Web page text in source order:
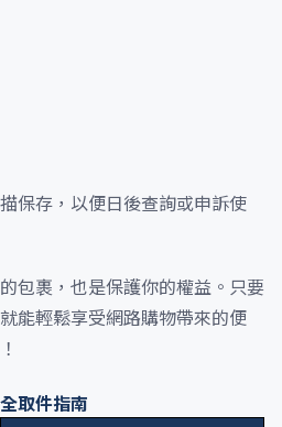
保存，以便日後查詢或申訴使
包裹，也是保護你的權益。只要
能輕鬆享受網路購物帶來的便
取件指南